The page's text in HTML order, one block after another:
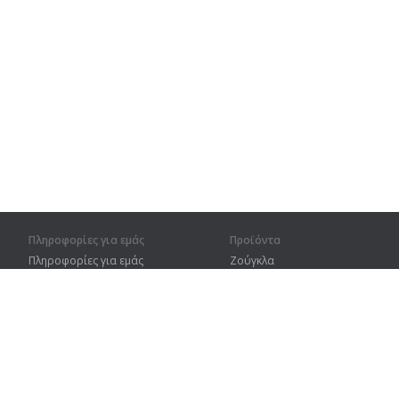
Πληροφορίες για εμάς
Πληροφορίες για εμάς
Προϊόντα
Ζούγκλα